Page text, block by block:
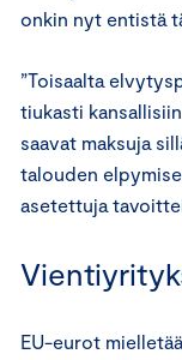
onkin nyt entistä
”Toisaalta
tiukasti
saavat maksuja
talouden
asetettuja
EU-eurot